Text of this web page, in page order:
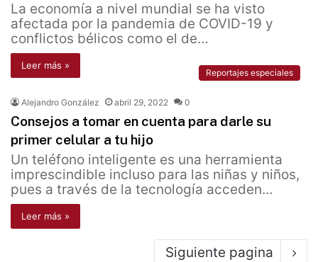
La economía a nivel mundial se ha visto
afectada por la pandemia de COVID-19 y
conflictos bélicos como el de…
Leer más »
Reportajes especiales
Alejandro González abril 29, 2022 0
Consejos a tomar en cuenta para darle su
primer celular a tu hijo
Un teléfono inteligente es una herramienta
imprescindible incluso para las niñas y niños,
pues a través de la tecnología acceden…
Leer más »
Siguiente pagina